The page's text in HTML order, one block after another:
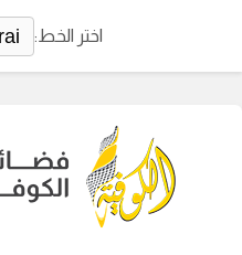
اختر الخط: